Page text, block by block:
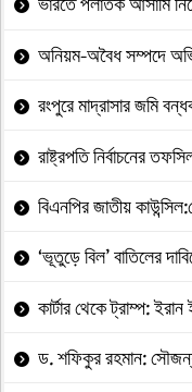
অনিয়ম-অবৈধ সম্পদে
রংপুরে মাদ্রাসার জমি
রাষ্ট্রপতি নির্বাচনের
বিএনপির জাতীয়
‘ভূতুড়ে বিল’ বাতিলের
কার্টার থেকে ট্রাম্প:
ড. শফিকুর রহমান: